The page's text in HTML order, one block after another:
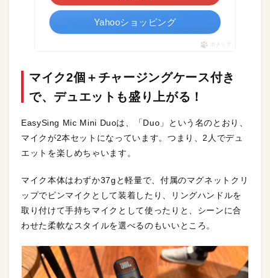
Yahooショッピング
ポチップ
マイク2個＋チャージングケース付き
で、デュエットも盛り上がる！
EasySing Mic Mini Duoは、「Duo」という名のとおり、
マイクが2本セットになっています。つまり、2人でデュ
エットを楽しめちゃいます。
マイク本体はわずか37gと軽量で、付属のマグネットクリ
ップでピンマイクとして装着したり、リングハンドルを
取り付けて手持ちマイクとして使ったりと、シーンに合
わせた柔軟なスタイルを選べるのもいいところ。